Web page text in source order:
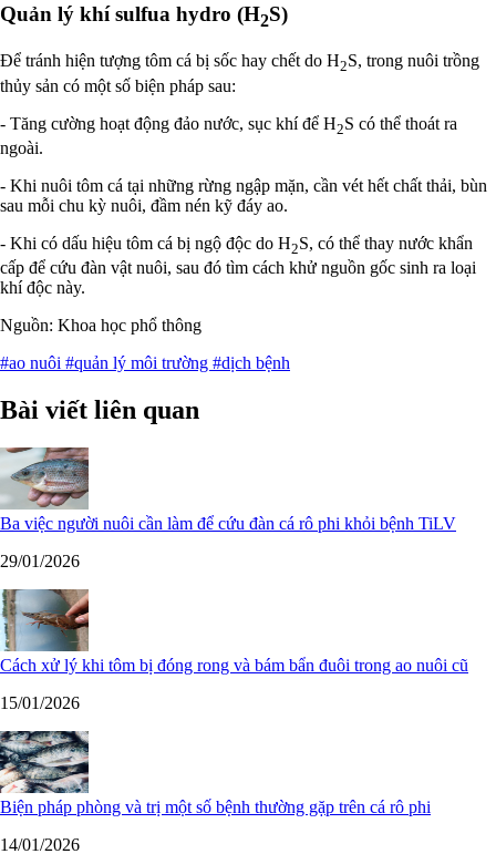
Quản lý khí sulfua hydro (H2S)
Để tránh hiện tượng tôm cá bị sốc hay chết do H2S, trong nuôi trồng
thủy sản có một số biện pháp sau:
- Tăng cường hoạt động đảo nước, sục khí để H2S có thể thoát ra
ngoài.
- Khi nuôi tôm cá tại những rừng ngập mặn, cần vét hết chất thải, bùn
sau mỗi chu kỳ nuôi, đầm nén kỹ đáy ao.
- Khi có dấu hiệu tôm cá bị ngộ độc do H2S, có thể thay nước khẩn
cấp để cứu đàn vật nuôi, sau đó tìm cách khử nguồn gốc sinh ra loại
khí độc này.
Nguồn: Khoa học phổ thông
#ao nuôi #quản lý môi trường #dịch bệnh
Bài viết liên quan
Ba việc người nuôi cần làm để cứu đàn cá rô phi khỏi bệnh TiLV
29/01/2026
Cách xử lý khi tôm bị đóng rong và bám bẩn đuôi trong ao nuôi cũ
15/01/2026
Biện pháp phòng và trị một số bệnh thường gặp trên cá rô phi
14/01/2026